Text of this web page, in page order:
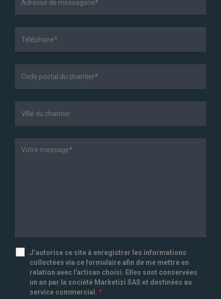
J’autorise ce site à enregistrer les informations
collectées via ce formulaire afin de me mettre en
relation avec l'artisan choisi. Elles sont conservées
un an par la société Marketizi SAS et destinées au
service commercial. *